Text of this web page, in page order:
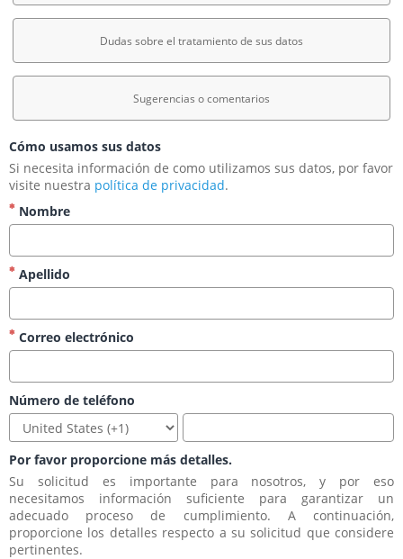
Dudas sobre el tratamiento de sus datos
Sugerencias o comentarios
Cómo usamos sus datos
Si necesita información de como utilizamos sus datos, por favor
visite nuestra política de privacidad.
Nombre
Apellido
Correo electrónico
Número de teléfono
Por favor proporcione más detalles.
Su solicitud es importante para nosotros, y por eso
necesitamos información suficiente para garantizar un
adecuado proceso de cumplimiento. A continuación,
proporcione los detalles respecto a su solicitud que considere
pertinentes.